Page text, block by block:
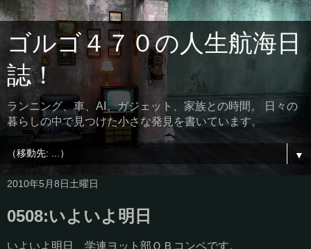
ゴルゴ４７０の人生航海日
誌！
ランニング、車、AI、ガジェット、家族との時間。 日々の
暮らしの中で見つけた小さな発見を書いています。
▼
2010年5月8日土曜日
0508:いよいよ明日
いよいよ明日、学連ヨット部ＯＢコンペです。